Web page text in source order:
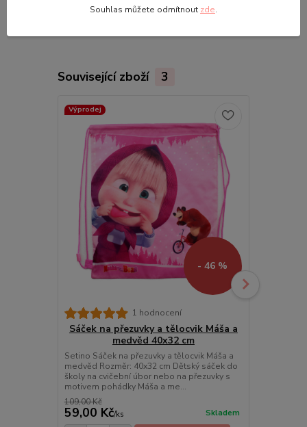
Související zboží 3
Výprodej
- 46 %
1 hodnocení
Sáček na přezuvky a tělocvik Máša a
medvěd 40x32 cm
Setino Sáček na přezuvky a tělocvik Máša a
medvěd Rozměr: 40x32 cm Dětský sáček do
školy na cvičební úbor nebo na přezuvky s
motivem pohádky Máša a me...
109,00 Kč
59,00 Kč/ks Skladem
Souhlas můžete odmítnout zde.